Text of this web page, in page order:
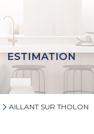
ESTIMATION
AILLANT SUR THOLON